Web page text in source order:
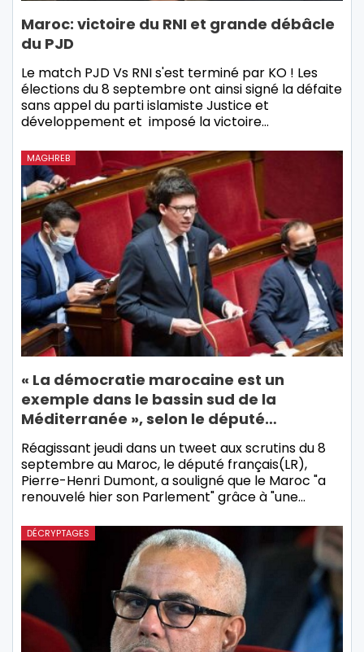
Maroc: victoire du RNI et grande débâcle
du PJD
Le match PJD Vs RNI s'est terminé par KO ! Les
élections du 8 septembre ont ainsi signé la défaite
sans appel du parti islamiste Justice et
développement et imposé la victoire…
MAGHREB
« La démocratie marocaine est un
exemple dans le bassin sud de la
Méditerranée », selon le député…
Réagissant jeudi dans un tweet aux scrutins du 8
septembre au Maroc, le député français(LR),
Pierre-Henri Dumont, a souligné que le Maroc "a
renouvelé hier son Parlement" grâce à "une…
DÉCRYPTAGES